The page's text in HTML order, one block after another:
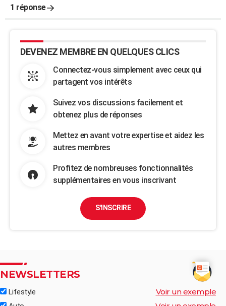
1 réponse
DEVENEZ MEMBRE EN QUELQUES CLICS
Connectez-vous simplement avec ceux qui
partagent vos intérêts
Suivez vos discussions facilement et
obtenez plus de réponses
Mettez en avant votre expertise et aidez les
autres membres
Profitez de nombreuses fonctionnalités
supplémentaires en vous inscrivant
S'INSCRIRE
NEWSLETTERS
Lifestyle Voir un exemple